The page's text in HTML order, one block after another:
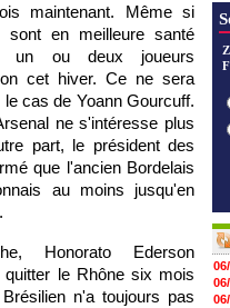
maintenant. Même si
sont en meilleure santé
un ou deux joueurs
cet hiver. Ce ne sera
cas de Yoann Gourcuff.
ne s'intéresse plus
part, le président des
que l'ancien Bordelais
au moins jusqu'en
Honorato Ederson
quitter le Rhône six mois
n'a toujours pas